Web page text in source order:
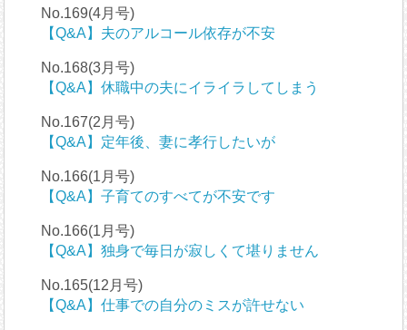
No.169(4月号)
【Q&A】夫のアルコール依存が不安
No.168(3月号)
【Q&A】休職中の夫にイライラしてしまう
No.167(2月号)
【Q&A】定年後、妻に孝行したいが
No.166(1月号)
【Q&A】子育てのすべてが不安です
No.166(1月号)
【Q&A】独身で毎日が寂しくて堪りません
No.165(12月号)
【Q&A】仕事での自分のミスが許せない